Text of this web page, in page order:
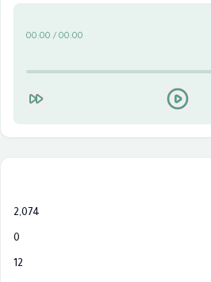
00:00 / 00:00
2,074
0
12